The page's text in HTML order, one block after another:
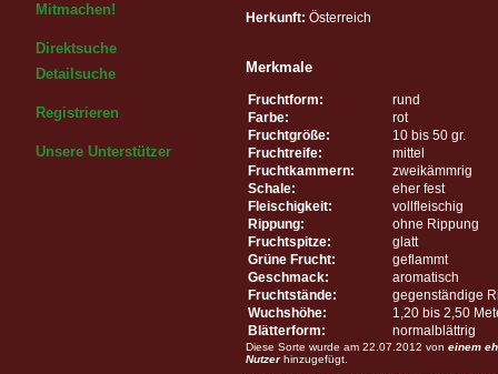
Mitmachen!
Direktsuche
Detailsuche
Registrieren
Unsere Unterstützer
Herkunft: Österreich
Merkmale
Fruchtform:
rund
Farbe:
rot
Fruchtgröße:
10 bis 50 gr.
Fruchtreife:
mittel
Fruchtkammern:
zweikämmrig
Schale:
eher fest
Fleischigkeit:
vollfleischig
Rippung:
ohne Rippung
Fruchtspitze:
glatt
Grüne Frucht:
geflammt
Geschmack:
aromatisch
Fruchtstände:
gegenständige
Wuchshöhe:
1,20 bis 2,50
Blätterform:
normalblättrig
Diese Sorte wurde am 22.07.2012 von einem
Nutzerhinzugefügt.